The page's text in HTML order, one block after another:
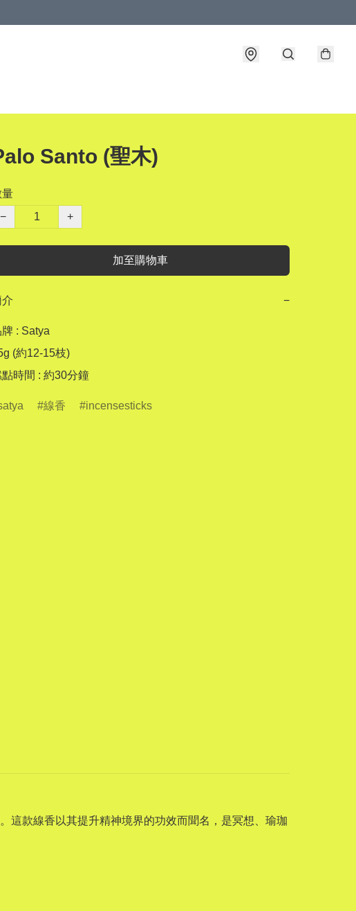
Santo (聖木)
量
−
+
加至購物車
−
: Satya
(約12-15枝)
線香 incensesticks
這款線香以其提升精神境界的功效而聞名，是冥想、瑜珈